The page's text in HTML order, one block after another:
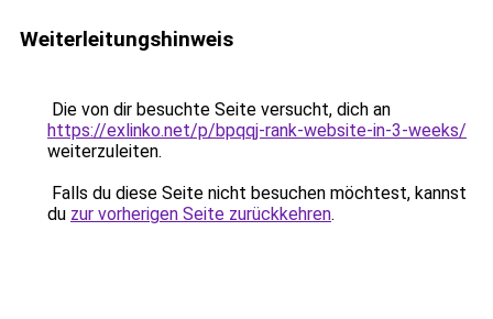
Weiterleitungshinweis
Die von dir besuchte Seite versucht, dich an
https://exlinko.net/p/bpqqj-rank-website-in-3-weeks/
weiterzuleiten.
Falls du diese Seite nicht besuchen möchtest, kannst
du zur vorherigen Seite zurückkehren.